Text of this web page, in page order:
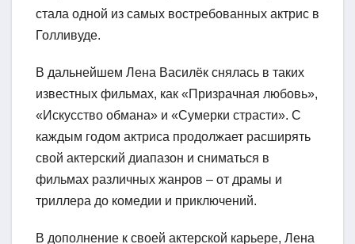
стала одной из самых востребованных актрис в
Голливуде.
В дальнейшем Лена Василёк снялась в таких
известных фильмах, как «Призрачная любовь»,
«Искусство обмана» и «Сумерки страсти». С
каждым годом актриса продолжает расширять
свой актерский диапазон и сниматься в
фильмах различных жанров – от драмы и
триллера до комедии и приключений.
В дополнение к своей актерской карьере, Лена